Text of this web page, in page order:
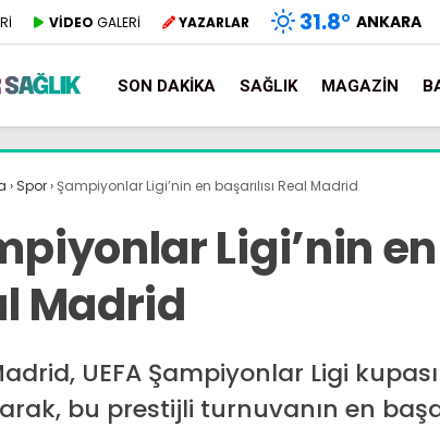
VİDEO GALERİ YAZARLAR 31.8° ANKARA
SON DAKIKA SAĞLIK MAGAZIN
› Spor›Şampiyonlar Ligi’nin en başarılısı Real Madrid
Ligi’nin en
Madrid
UEFA Şampiyonlar Ligi
bu prestijli turnuvanın en